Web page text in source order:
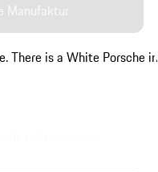
Manufaktur